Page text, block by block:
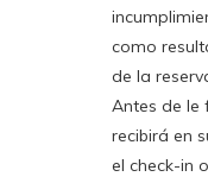
como
de la
Antes de le
recibirá en
el check-in